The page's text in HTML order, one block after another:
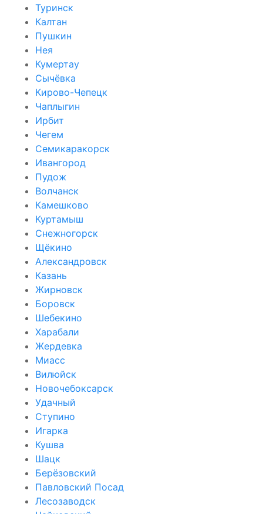
Туринск
Калтан
Пушкин
Нея
Кумертау
Сычёвка
Кирово-Чепецк
Чаплыгин
Ирбит
Чегем
Семикаракорск
Ивангород
Пудож
Волчанск
Камешково
Куртамыш
Снежногорск
Щёкино
Александровск
Казань
Жирновск
Боровск
Шебекино
Харабали
Жердевка
Миасс
Вилюйск
Новочебоксарск
Удачный
Ступино
Игарка
Кушва
Шацк
Берёзовский
Павловский Посад
Лесозаводск